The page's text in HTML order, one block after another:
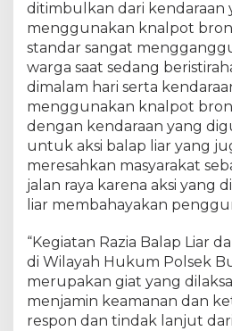
ditimbulkan dari kendaraan
menggunakan knalpot
standar sangat
warga saat sedang
dimalam hari serta
menggunakan knalpot
dengan kendaraan yang
untuk aksi balap liar yang
meresahkan masyarakat
jalan raya karena aksi yang
liar membahayakan
“Kegiatan Razia Balap Liar
di Wilayah Hukum Polsek
merupakan giat yang
menjamin keamanan dan
respon dan tindak lanjut